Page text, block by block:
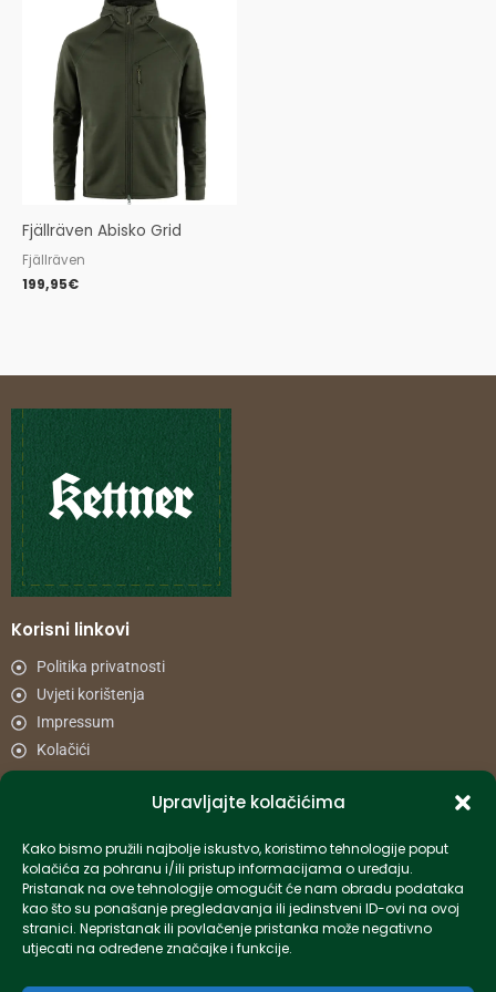
Upravljajte kolačićima
Kako bismo pružili najbolje iskustvo, koristimo tehnologije poput
kolačića za pohranu i/ili pristup informacijama o uređaju.
Pristanak na ove tehnologije omogućit će nam obradu podataka
kao što su ponašanje pregledavanja ili jedinstveni ID-ovi na ovoj
stranici. Nepristanak ili povlačenje pristanka može negativno
utjecati na određene značajke i funkcije.
Fjällräven Abisko Grid
Fjällräven
199,95€
Korisni linkovi
Politika privatnosti
Uvjeti korištenja
Impressum
Kolačići
Reklamacije i povrat
Informacije
info-hr@kettner.com
Poslovnica Osijek 031 500 181